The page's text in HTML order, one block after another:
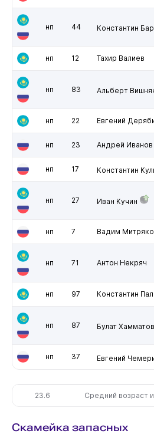
нп 44 Константин
нп 12 Тахир Валиев
нп 83 Альберт
нп 22 Евгений
нп 23 Андрей Иванов
нп 17 Константин
нп 27 Иван Кучин
нп 7 Вадим
нп 71 Антон Некряч
нп 97 Константин
нп 87 Булат Хамматов
нп 37 Евгений
23.6 Средний возраст
Скамейка запасных